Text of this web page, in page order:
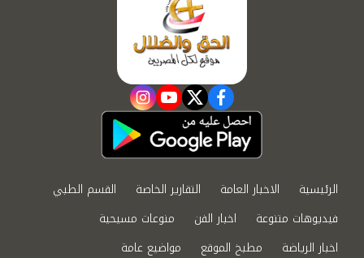
facebook
twitter
youtube
instagram
الرئيسية الاخبار العامة التقارير الخاصة
القسم الطبي
فيديوهات متنوعة
اخبار الفن
منوعات مسيحية
اخبار الرياضة
مطبخ الموقع مواضيع عامة